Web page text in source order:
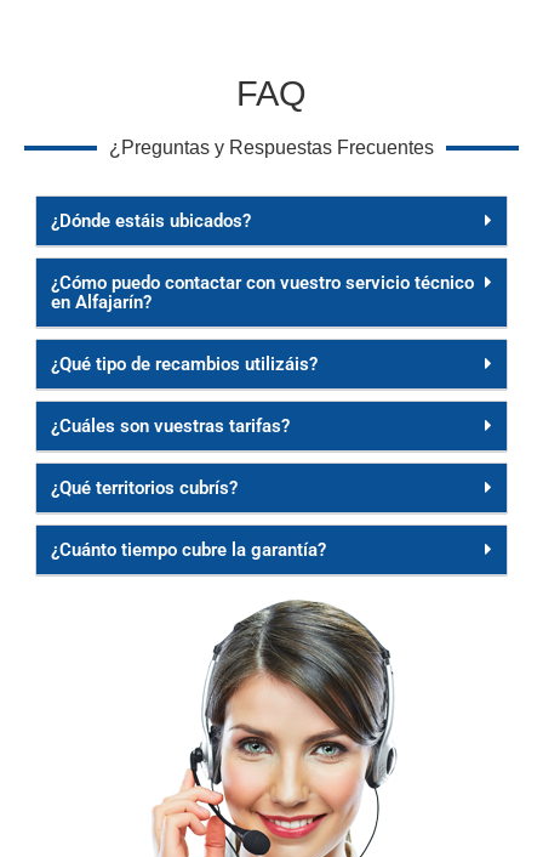
FAQ
¿Preguntas y Respuestas Frecuentes
¿Dónde estáis ubicados?
¿Cómo puedo contactar con vuestro servicio técnico
en Alfajarín?
¿Qué tipo de recambios utilizáis?
¿Cuáles son vuestras tarifas?
¿Qué territorios cubrís?
¿Cuánto tiempo cubre la garantía?